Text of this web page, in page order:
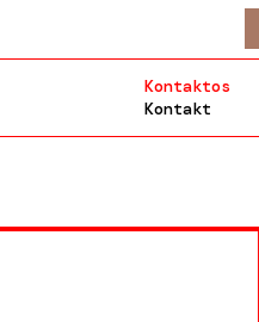
Kontaktos
Kontakt